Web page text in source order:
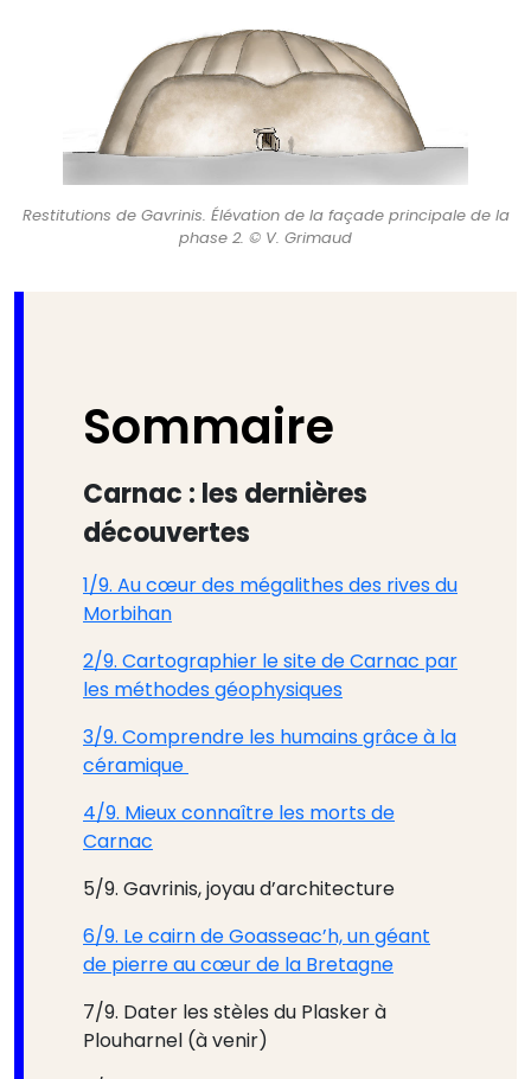
Restitutions de Gavrinis. Élévation de la façade principale de la
phase 2. © V. Grimaud
Sommaire
Carnac : les dernières
découvertes
1/9. Au cœur des mégalithes des rives du
Morbihan
2/9. Cartographier le site de Carnac par
les méthodes géophysiques
3/9. Comprendre les humains grâce à la
céramique
4/9. Mieux connaître les morts de
Carnac
5/9. Gavrinis, joyau d’architecture
6/9. Le cairn de Goasseac’h, un géant
de pierre au cœur de la Bretagne
7/9. Dater les stèles du Plasker à
Plouharnel (à venir)